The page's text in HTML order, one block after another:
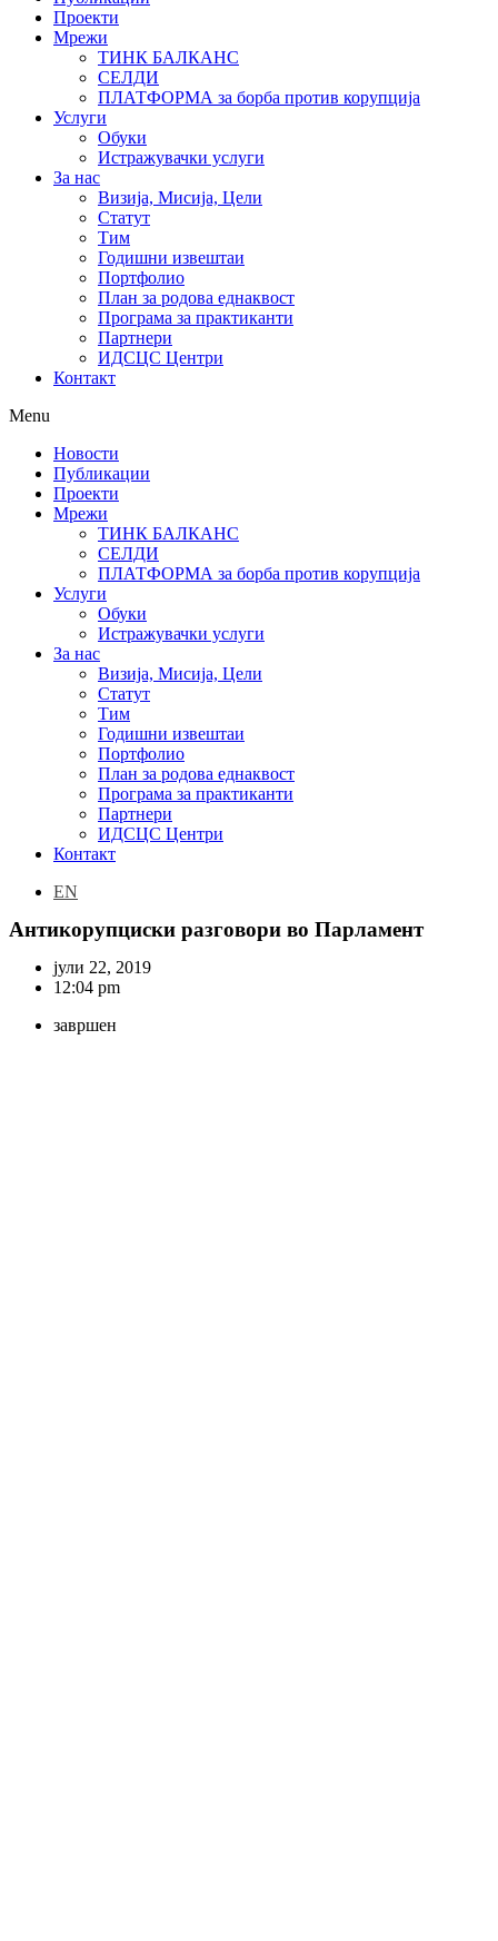
Проекти
Мрежи
ТИНК БАЛКАНС
СЕЛДИ
ПЛАТФОРМА за борба против корупција
Услуги
Обуки
Истражувачки услуги
За нас
Визија, Мисија, Цели
Статут
Тим
Годишни извештаи
Портфолио
План за родова еднаквост
Програма за практиканти
Партнери
ИДСЦС Центри
Контакт
Menu
Новости
Публикации
Проекти
Мрежи
ТИНК БАЛКАНС
СЕЛДИ
ПЛАТФОРМА за борба против корупција
Услуги
Обуки
Истражувачки услуги
За нас
Визија, Мисија, Цели
Статут
Тим
Годишни извештаи
Портфолио
План за родова еднаквост
Програма за практиканти
Партнери
ИДСЦС Центри
Контакт
EN
Антикорупциски разговори во Парламент
јули 22, 2019
12:04 pm
завршен